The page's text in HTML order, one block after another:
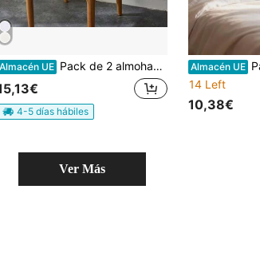
Almacén UE Pack de 2 almohadas de plumas para el hogar, suaves y cómodas, lavables, fibra de silicona hipoalergénica 40*70, 40*75, 40*80, 40*90, 40*105, 40*135, 40*150
4-5 días hábiles
Almacén UE Paquete de 2
14 Left
10,38€
Ver Más